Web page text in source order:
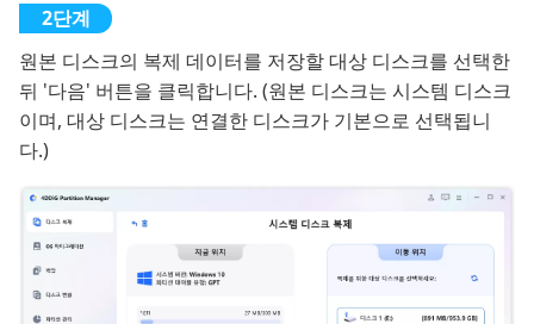
원본 디스크의 복제 데이터를 저장할 대상 디스크를 선택한
뒤 '다음' 버튼을 클릭합니다. (원본 디스크는 시스템 디스크
이며, 대상 디스크는 연결한 디스크가 기본으로 선택됩니
다.)